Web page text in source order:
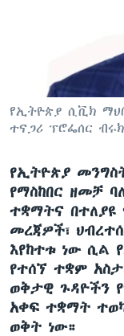
የኢትዮጵያ ሲቪክ
ተናጋሪ ፕሮፌሰር
የኢትዮጵያ
የማስከበር ዘመቻ
ተቋማትና
መረጃዎች፣
እየከተቱ ነው ሲል
የተሰኘ ተቋም
ወቅታዊ ጉዳዮችን
አቀፍ ተቋማት
ወቅት ነው።